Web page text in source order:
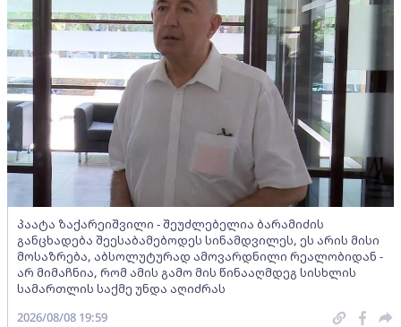
პაატა ზაქარეიშვილი - შეუძლებელია ბარამიძის
განცხადება შეესაბამებოდეს სინამდვილეს, ეს არის მისი
მოსაზრება, აბსოლუტურად ამოვარდნილი რეალობიდან -
არ მიმაჩნია, რომ ამის გამო მის წინააღმდეგ სისხლის
სამართლის საქმე უნდა აღიძრას
2026/08/08 19:59